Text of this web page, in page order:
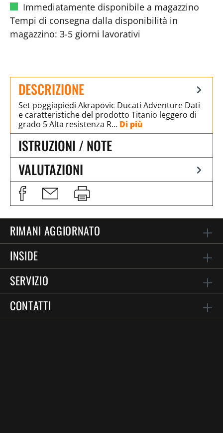
Immediatamente disponibile a magazzino
Tempi di consegna dalla disponibilità in
magazzino: 3-5 giorni lavorativi
DESCRIZIONE
Set poggiapiedi Akrapovic Ducati Adventure Dati
e caratteristiche del prodotto Titanio leggero di
grado 5 Alta resistenza R… Di più
ISTRUZIONI / NOTE
VALUTAZIONI
RIMANI AGGIORNATO
INSIDE
SERVIZIO
CONTATTI